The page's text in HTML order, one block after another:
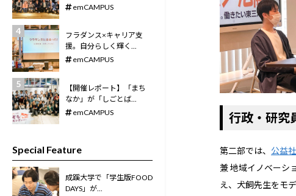
emCAMPUS
フラダンス×キャリア支
援。自分らしく輝く...
emCAMPUS
【開催レポート】「まち
なか」が「しごとば...
emCAMPUS
Special Feature
成蹊大学で「学生版FOOD
DAYS」が...
行政・研究
第二部では、 公益
兼 地域イノベーシ
え、犬飼先生をモ